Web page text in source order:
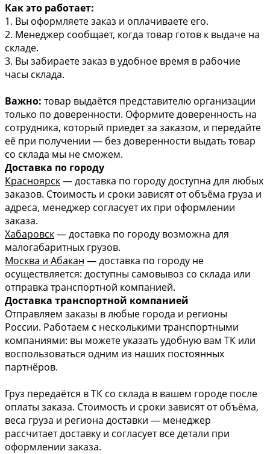
Как это работает:
1. Вы оформляете заказ и оплачиваете его.
2. Менеджер сообщает, когда товар готов к выдаче на
складе.
3. Вы забираете заказ в удобное время в рабочие
часы склада.
Важно: товар выдаётся представителю организации
только по доверенности. Оформите доверенность на
сотрудника, который приедет за заказом, и передайте
её при получении — без доверенности выдать товар
со склада мы не сможем.
Доставка по городу
Красноярск— доставка по городу доступна для любых
заказов. Стоимость и сроки зависят от объёма груза и
адреса, менеджер согласует их при оформлении
заказа.
Хабаровск— доставка по городу возможна для
малогабаритных грузов.
Москва и Абакан — доставка по городу не
осуществляется: доступны самовывоз со склада или
отправка транспортной компанией.
Доставка транспортной компанией
Отправляем заказы в любые города и регионы
России. Работаем с несколькими транспортными
компаниями: вы можете указать удобную вам ТК или
воспользоваться одним из наших постоянных
партнёров.
Груз передаётся в ТК со склада в вашем городе после
оплаты заказа. Стоимость и сроки зависят от объёма,
веса груза и региона доставки — менеджер
рассчитает доставку и согласует все детали при
оформлении заказа.